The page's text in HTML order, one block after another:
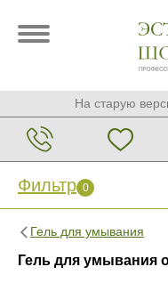
На старую
Фильтр 0
Гель для умывания
Гель для умывания
Фильтр 0